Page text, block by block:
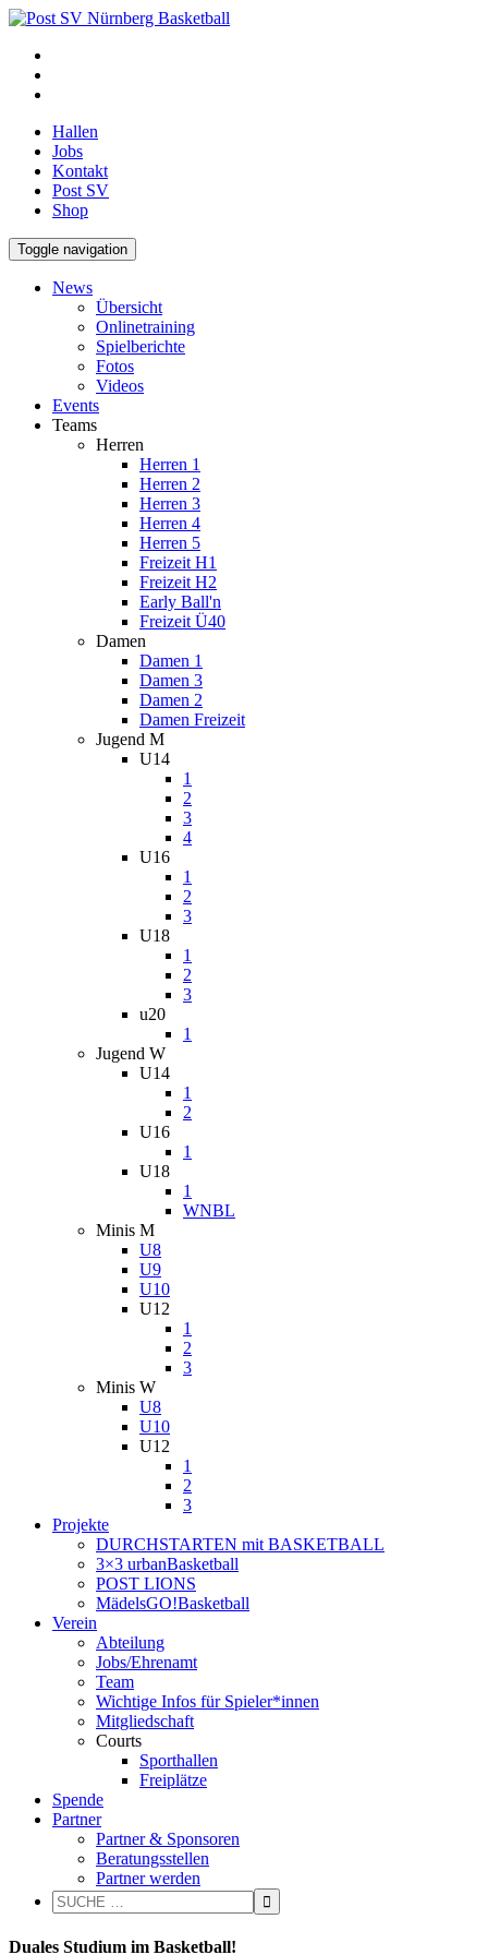
Hallen
Jobs
Kontakt
Post SV
Shop
Toggle navigation
News
Übersicht
Onlinetraining
Spielberichte
Fotos
Videos
Events
Teams
Herren
Herren 1
Herren 2
Herren 3
Herren 4
Herren 5
Freizeit H1
Freizeit H2
Early Ball'n
Freizeit Ü40
Damen
Damen 1
Damen 3
Damen 2
Damen Freizeit
Jugend M
U14
1
2
3
4
U16
1
2
3
U18
1
2
3
u20
1
Jugend W
U14
1
2
U16
1
U18
1
WNBL
Minis M
U8
U9
U10
U12
1
2
3
Minis W
U8
U10
U12
1
2
3
Projekte
DURCHSTARTEN mit BASKETBALL
3×3 urbanBasketball
POST LIONS
MädelsGO!Basketball
Verein
Abteilung
Jobs/Ehrenamt
Team
Wichtige Infos für Spieler*innen
Mitgliedschaft
Courts
Sporthallen
Freiplätze
Spende
Partner
Partner & Sponsoren
Beratungsstellen
Partner werden
Duales Studium im Basketball!